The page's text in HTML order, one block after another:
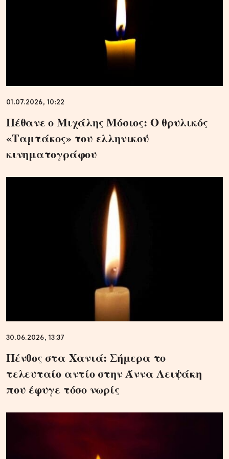
01.07.2026, 10:22
Πέθανε ο Μιχάλης Μόσιος: Ο θρυλικός
«Ταμτάκος» του ελληνικού
κινηματογράφου
30.06.2026, 13:37
Πένθος στα Χανιά: Σήμερα το
τελευταίο αντίο στην Άννα Λειψάκη
που έφυγε τόσο νωρίς